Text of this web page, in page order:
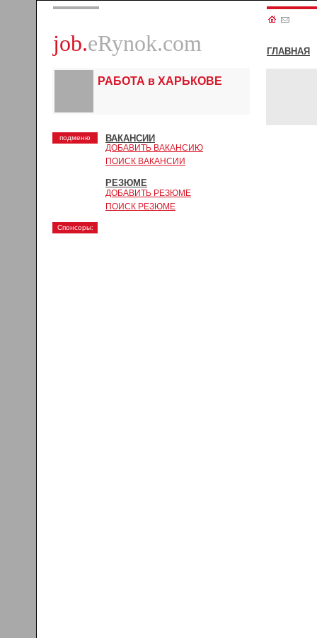
job.eRynok.com ГЛАВНАЯ
РАБОТА в ХАРЬКОВЕ
подменю ВАКАНСИИ
ДОБАВИТЬ ВАКАНСИЮ
ПОИСК ВАКАНСИИ
РЕЗЮМЕ
ДОБАВИТЬ РЕЗЮМЕ
ПОИСК РЕЗЮМЕ
Спонсоры: